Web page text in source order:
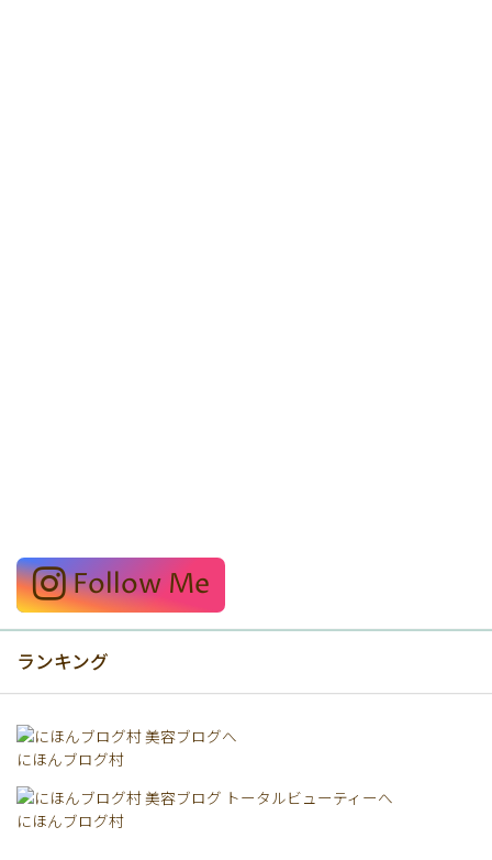
Follow Me
ランキング
にほんブログ村
にほんブログ村